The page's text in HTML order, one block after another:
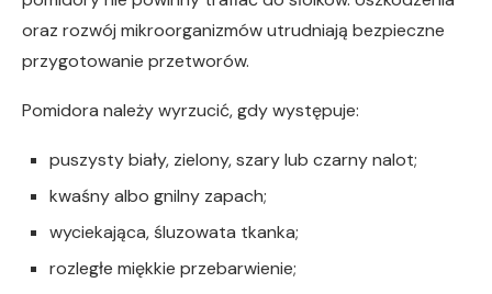
oraz rozwój mikroorganizmów utrudniają bezpieczne
przygotowanie przetworów.
Pomidora należy wyrzucić, gdy występuje:
puszysty biały, zielony, szary lub czarny nalot;
kwaśny albo gnilny zapach;
wyciekająca, śluzowata tkanka;
rozległe miękkie przebarwienie;